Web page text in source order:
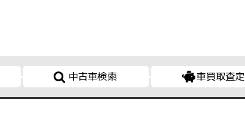
中古車検索 車買取査定